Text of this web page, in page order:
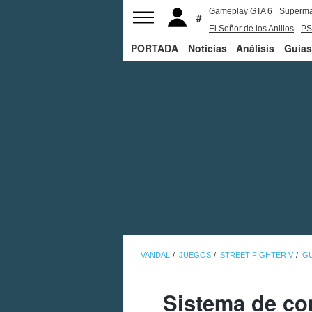
Gameplay GTA 6
El Señor de los Anillos
PORTADA Noticias Análisis Guías
VANDAL JUEGOS STREET FIGHTER V
Sistema de